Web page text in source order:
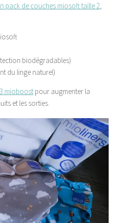
pack de couches miosoft taille 2,
biodégradables)
du linge naturel)
mioboost pour augmenter la
et les sorties.